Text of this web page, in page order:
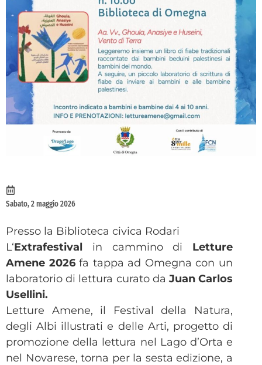
Sabato, 2 maggio 2026
Presso la Biblioteca civica Rodari
L‘Extrafestival in cammino di Letture
Amene 2026fa tappa ad Omegna con un
laboratorio di lettura curato da Juan Carlos
Usellini.
Letture Amene, il Festival della Natura,
degli Albi illustrati e delle Arti, progetto di
promozione della lettura nel Lago d’Orta e
nel Novarese, torna per la sesta edizione, a